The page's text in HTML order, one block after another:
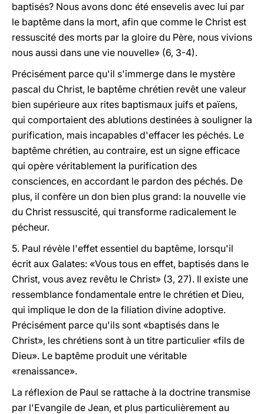
baptisés? Nous avons donc été ensevelis avec lui par
le baptême dans la mort, afin que comme le Christ est
ressuscité des morts par la gloire du Père, nous vivions
nous aussi dans une vie nouvelle» (6, 3-4).
Précisément parce qu'il s'immerge dans le mystère
pascal du Christ, le baptême chrétien revêt une valeur
bien supérieure aux rites baptismaux juifs et païens,
qui comportaient des ablutions destinées à souligner la
purification, mais incapables d'effacer les péchés. Le
baptême chrétien, au contraire, est un signe efficace
qui opère véritablement la purification des
consciences, en accordant le pardon des péchés. De
plus, il confère un don bien plus grand: la nouvelle vie
du Christ ressuscité, qui transforme radicalement le
pécheur.
5. Paul révèle l'effet essentiel du baptême, lorsqu'il
écrit aux Galates: «Vous tous en effet, baptisés dans le
Christ, vous avez revêtu le Christ» (3, 27). Il existe une
ressemblance fondamentale entre le chrétien et Dieu,
qui implique le don de la filiation divine adoptive.
Précisément parce qu'ils sont «baptisés dans le
Christ», les chrétiens sont à un titre particulier «fils de
Dieu». Le baptême produit une véritable
«renaissance».
La réflexion de Paul se rattache à la doctrine transmise
par l'Evangile de Jean, et plus particulièrement au